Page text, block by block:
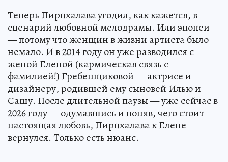
Теперь Пирцхалава угодил, как кажется, в
сценарий любовной мелодрамы. Или эпопеи
— потому что женщин в жизни артиста было
немало. И в 2014 году он уже разводился с
женой Еленой (кармическая связь с
фамилией!) Гребенщиковой — актрисе и
дизайнеру, родившей ему сыновей Илью и
Сашу. После длительной паузы — уже сейчас в
2026 году — одумавшись и поняв, чего стоит
настоящая любовь, Пирцхалава к Елене
вернулся. Только есть нюанс.